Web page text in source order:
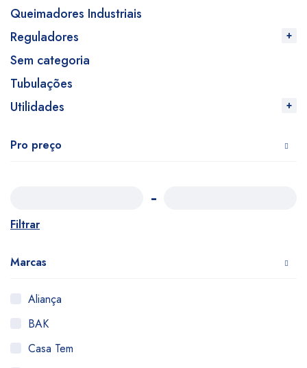
Queimadores Industriais
Reguladores
Sem categoria
Tubulações
Utilidades
Pro preço
Filtrar
Marcas
Aliança
BAK
Casa Tem